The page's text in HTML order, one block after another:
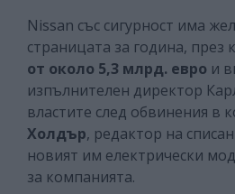
Nissan със сигурност има
страницата за година, през
от около 5,3 млрд. евро и
изпълнителен директор
властите след обвинения в
Холдър, редактор на
новият им електрически
за компанията.